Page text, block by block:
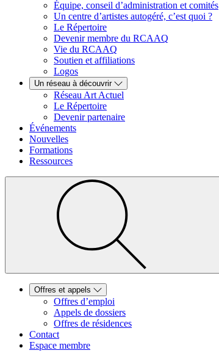
Équipe, conseil d’administration et comités
Un centre d’artistes autogéré, c’est quoi ?
Le Répertoire
Devenir membre du RCAAQ
Vie du RCAAQ
Soutien et affiliations
Logos
Un réseau à découvrir
Réseau Art Actuel
Le Répertoire
Devenir partenaire
Événements
Nouvelles
Formations
Ressources
Offres et appels
Offres d’emploi
Appels de dossiers
Offres de résidences
Contact
Espace membre